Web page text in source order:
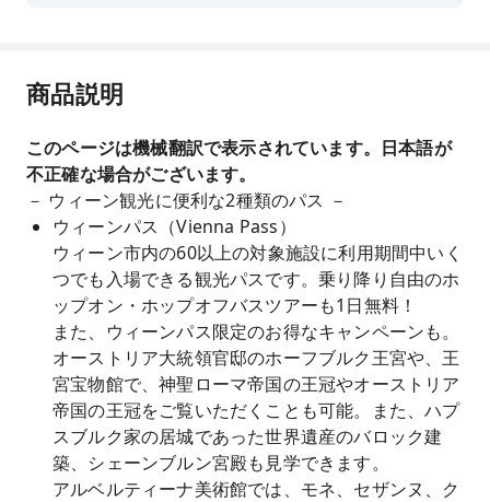
商品説明
このページは機械翻訳で表示されています。日本語が
不正確な場合がございます。
－ ウィーン観光に便利な2種類のパス －
ウィーンパス（Vienna Pass）
ウィーン市内の60以上の対象施設に利用期間中いく
つでも入場できる観光パスです。乗り降り自由のホ
ップオン・ホップオフバスツアーも1日無料！
また、ウィーンパス限定のお得なキャンペーンも。
オーストリア大統領官邸のホーフブルク王宮や、王
宮宝物館で、神聖ローマ帝国の王冠やオーストリア
帝国の王冠をご覧いただくことも可能。また、ハプ
スブルク家の居城であった世界遺産のバロック建
築、シェーンブルン宮殿も見学できます。
アルベルティーナ美術館では、モネ、セザンヌ、ク